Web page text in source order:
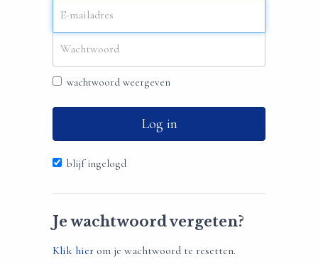
wachtwoord weergeven
Log in
blijf ingelogd
Je wachtwoord vergeten?
Klik hier om je wachtwoord te resetten.